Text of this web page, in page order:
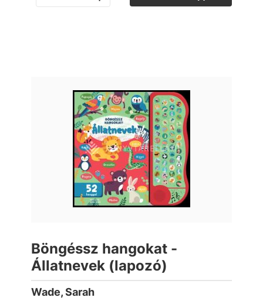
Böngéssz hangokat -
Állatnevek (lapozó)
Wade, Sarah